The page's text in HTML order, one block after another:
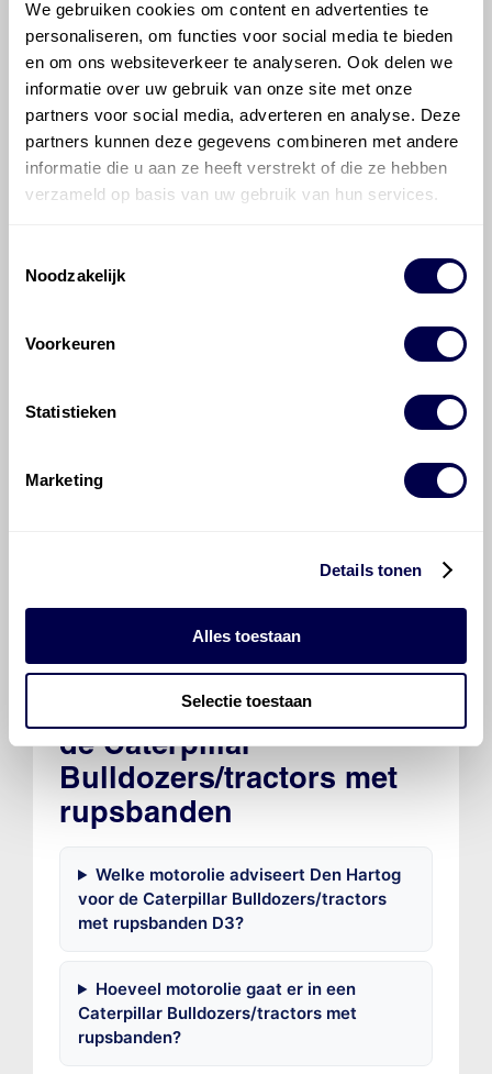
We gebruiken cookies om content en advertenties te
personaliseren, om functies voor social media te bieden
en om ons websiteverkeer te analyseren. Ook delen we
informatie over uw gebruik van onze site met onze
partners voor social media, adverteren en analyse. Deze
partners kunnen deze gegevens combineren met andere
informatie die u aan ze heeft verstrekt of die ze hebben
verzameld op basis van uw gebruik van hun services.
Noodzakelijk
Voorkeuren
Statistieken
Marketing
Details tonen
Alles toestaan
Selectie toestaan
Mobiltrans HD 50
Ververs elke 2000 uur
Selectief
Veelgestelde vragen over
de Caterpillar
Bulldozers/tractors met
rupsbanden
Welke motorolie adviseert Den Hartog
voor de Caterpillar Bulldozers/tractors
met rupsbanden D3?
Hoeveel motorolie gaat er in een
Caterpillar Bulldozers/tractors met
rupsbanden?